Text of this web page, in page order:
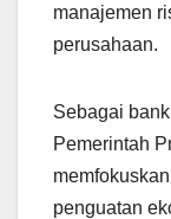
manajemen
perusahaan.
Sebagai
Pemerintah
penguatan